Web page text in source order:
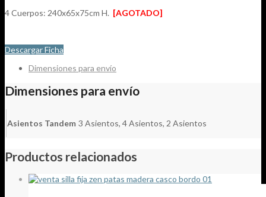
4 Cuerpos: 240x65x75cm H. [AGOTADO]
Descargar Ficha
Dimensiones para envío
Dimensiones para envío
Asientos Tandem 3 Asientos, 4 Asientos, 2 Asientos
Productos relacionados